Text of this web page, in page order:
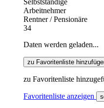
Selbstständige
Arbeitnehmer
Rentner / Pensionäre
34
Daten werden geladen...
zu Favoritenliste
zu Favoritenliste
Favoritenliste anzeigen